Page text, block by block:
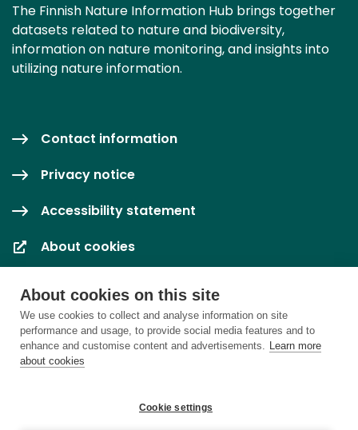
About cookies on this site
We use cookies to collect and analyse information on site
performance and usage, to provide social media features and to
enhance and customise content and advertisements. Learn more
about cookies
Cookie settings
The Finnish Nature Information Hub brings together
datasets related to nature and biodiversity,
information on nature monitoring, and insights into
utilizing nature information.
Contact information
Privacy notice
Accessibility statement
About cookies